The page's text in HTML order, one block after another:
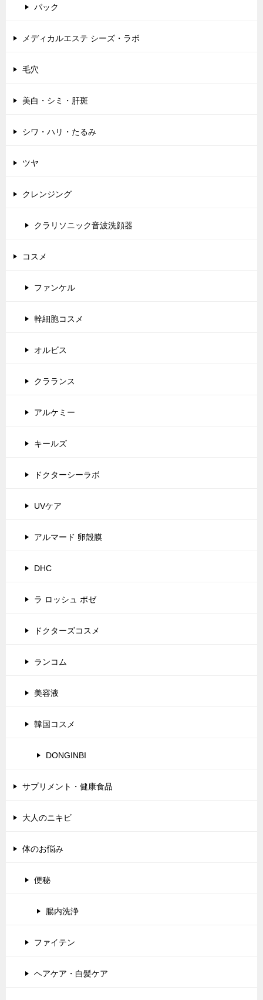
パック
メディカルエステ シーズ・ラボ
毛穴
美白・シミ・肝斑
シワ・ハリ・たるみ
ツヤ
クレンジング
クラリソニック音波洗顔器
コスメ
ファンケル
幹細胞コスメ
オルビス
クラランス
アルケミー
キールズ
ドクターシーラボ
UVケア
アルマード 卵殻膜
DHC
ラ ロッシュ ポゼ
ドクターズコスメ
ランコム
美容液
韓国コスメ
DONGINBI
サプリメント・健康食品
大人のニキビ
体のお悩み
便秘
腸内洗浄
ファイテン
ヘアケア・白髪ケア